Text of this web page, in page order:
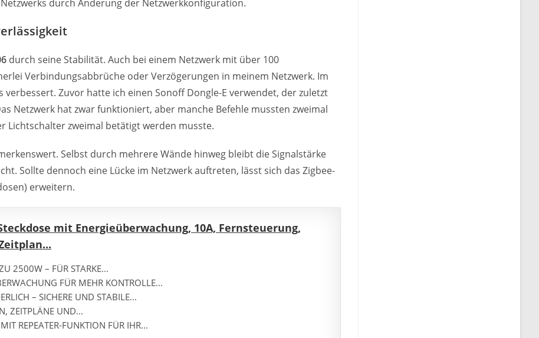
durch Änderung der Netzwerkkonfiguration.
durch seine Stabilität. Auch bei einem Netzwerk mit über 100
Verbindungsabbrüche oder Verzögerungen in meinem Netzwerk. Im
Zuvor hatte ich einen Sonoff Dongle-E verwendet, der zuletzt
Netzwerk hat zwar funktioniert, aber manche Befehle mussten zweimal
Lichtschalter zweimal betätigt werden musste.
Selbst durch mehrere Wände hinweg bleibt die Signalstärke
Sollte dennoch eine Lücke im Netzwerk auftreten, lässt sich das Zigbee-
erweitern.
mit Energieüberwachung, 10A, Fernsteuerung,
2500W – FÜR STARKE...
FÜR MEHR KONTROLLE...
– SICHERE UND STABILE...
ZEITPLÄNE UND...
REPEATER-FUNKTION FÜR IHR...